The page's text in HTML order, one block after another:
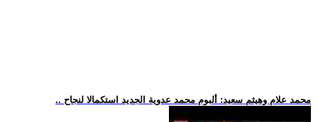
.. محمد علام وهيثم سعيد: ألبوم محمد عدوية الجديد استكمالا لنجاح